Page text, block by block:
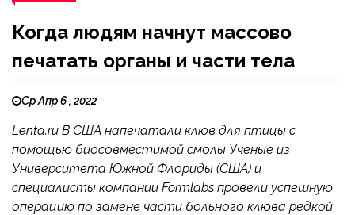
Когда людям начнут массово
печатать органы и части тела
Ср Апр 6 , 2022
Lenta.ru В США напечатали клюв для птицы с
помощью биосовместимой смолы Ученые из
Университета Южной Флориды (США) и
специалисты компании Formlabs провели успешную
операцию по замене части больного клюва редкой